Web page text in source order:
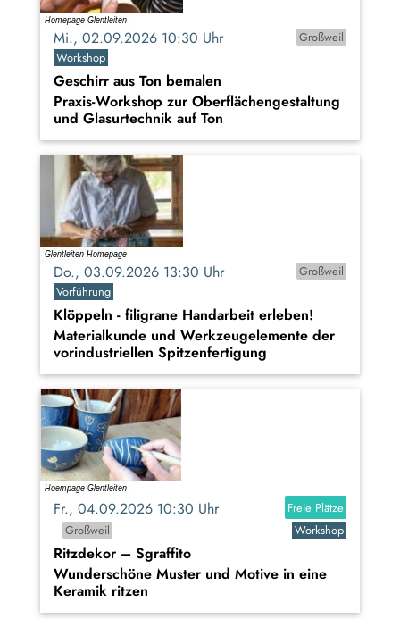
Mi., 02.09.2026 10:30 Uhr
Großweil
Workshop
Geschirr aus Ton bemalen
Praxis-Workshop zur Oberflächengestaltung
und Glasurtechnik auf Ton
Do., 03.09.2026 13:30 Uhr
Großweil
Vorführung
Klöppeln - filigrane Handarbeit erleben!
Materialkunde und Werkzeugelemente der
vorindustriellen Spitzenfertigung
Fr., 04.09.2026 10:30 Uhr
Freie Plätze
Großweil
Workshop
Ritzdekor – Sgraffito
Wunderschöne Muster und Motive in eine
Keramik ritzen